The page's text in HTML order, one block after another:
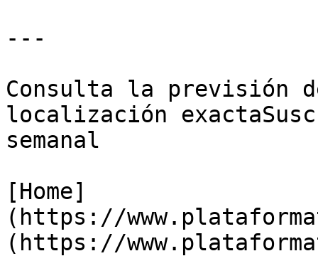
---
Consulta la previsión
localización
semanal
[Home]
(https://
(https://